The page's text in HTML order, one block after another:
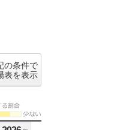
の条件で
表を表示